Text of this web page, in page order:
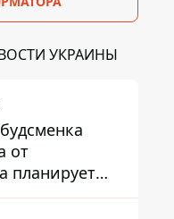
УКРАИНЫ
от
планирует